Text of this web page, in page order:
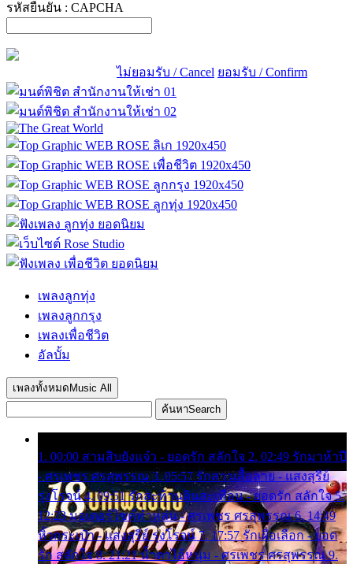
รหัสยืนยัน : CAPCHA
ไม่ยอมรับ / Cancel ยอมรับ / Confirm
เพลงลูกทุ่ง
เพลงลูกกรุง
เพลงเพื่อชีวิต
อัลบั้ม
เพลงทั้งหมด Music All
ค้นหาSearch
1. 00:00 สามสิบยังแจ๋ว - ยอดรัก สลักใจ 2. 02:49 รักมาห้าปี
- ศรเพชร ศรสุพรรณ 3. 05:57 รักสาวเสื้อลาย - แสงสุรีย์
รุ่งโรจน์ 4. 09:51 รักสะท้านดินสะเทือน - ยอดรัก สลักใจ 5.
12:23 มอเตอร์ไซค์ทำหล่น - ศรเพชร ศรสุพรรณ 6. 14:49
หิ้วกระเป๋า - แสงสุรีย์ รุ่งโรจน์ 7. 17:57 รักเผื่อเลือก - ยอด
รัก สลักใจ 8. 21:21 น้ำตาไอ้หนุ่ม - ศรเพชร ศรสุพรรณ 9.